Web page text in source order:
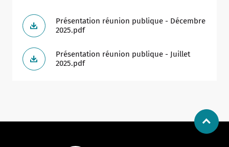
Présentation réunion publique - Décembre
2025.pdf
Présentation réunion publique - Juillet
2025.pdf